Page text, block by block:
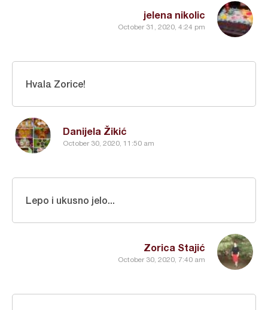
jelena nikolic
October 31, 2020, 4:24 pm
Danijela Žikić
October 30, 2020, 11:50 am
Hvala Zorice!
Zorica Stajić
October 30, 2020, 7:40 am
Lepo i ukusno jelo...